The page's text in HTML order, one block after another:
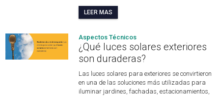
LEER MAS
Aspectos Técnicos
¿Qué luces solares exteriores
son duraderas?
Las luces solares para exteriores se convirtieron
en una de las soluciones más utilizadas para
iluminar jardines, fachadas, estacionamientos,